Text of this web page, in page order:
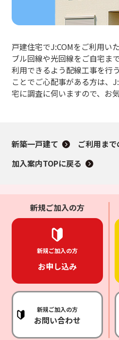
戸建住宅でJ:COMをご利用い
ブル回線や光回線をご自宅ま
利用できるよう配線工事を行
ことでご心配事がある方は、
宅に調査に伺いますので、お
新築一戸建て
ご利用ま
加入案内TOPに戻る
新規ご加入の方
新規ご加入の方
お申し込み
新規ご加入の方
お問い合わせ